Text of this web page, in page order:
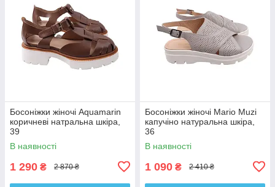
Босоніжки жіночі Aquamarin
коричневі натральна шкіра,
39
В наявності
1 290 ₴ 2 870 ₴
Босоніжки жіночі Mario Muzi
капучіно натуральна шкіра,
36
В наявності
1 090 ₴ 2 410 ₴